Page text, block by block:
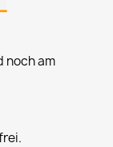
noch am